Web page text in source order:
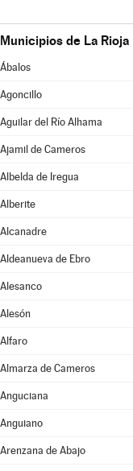
Municipios de La Rioja
Ábalos
Agoncillo
Aguilar del Río Alhama
Ajamil de Cameros
Albelda de Iregua
Alberite
Alcanadre
Aldeanueva de Ebro
Alesanco
Alesón
Alfaro
Almarza de Cameros
Anguciana
Anguiano
Arenzana de Abajo